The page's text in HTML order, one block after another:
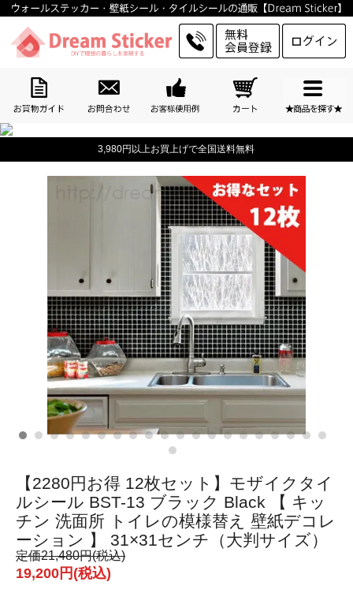
3,980円以上お買上げで全国送料無料
【2280円お得 12枚セット】モザイクタイ
ルシール BST-13 ブラック Black 【 キッ
チン 洗面所 トイレの模様替え 壁紙デコレ
ーション 】 31×31センチ（大判サイズ）
定価21,480円(税込)
19,200円(税込)